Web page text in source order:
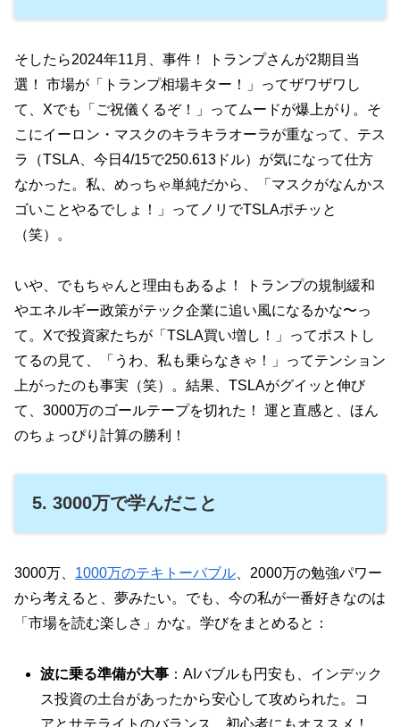
そしたら2024年11月、事件！ トランプさんが2期目当
選！ 市場が「トランプ相場キター！」ってザワザワし
て、Xでも「ご祝儀くるぞ！」ってムードが爆上がり。そ
こにイーロン・マスクのキラキラオーラが重なって、テス
ラ（TSLA、今日4/15で250.613ドル）が気になって仕方
なかった。私、めっちゃ単純だから、「マスクがなんかス
ゴいことやるでしょ！」ってノリでTSLAポチッと
（笑）。
いや、でもちゃんと理由もあるよ！ トランプの規制緩和
やエネルギー政策がテック企業に追い風になるかな〜っ
て。Xで投資家たちが「TSLA買い増し！」ってポストし
てるの見て、「うわ、私も乗らなきゃ！」ってテンション
上がったのも事実（笑）。結果、TSLAがグイッと伸び
て、3000万のゴールテープを切れた！ 運と直感と、ほん
のちょっぴり計算の勝利！
5. 3000万で学んだこと
3000万、 1000万のテキトーバブル 、2000万の勉強パワー
から考えると、夢みたい。でも、今の私が一番好きなのは
「市場を読む楽しさ」かな。学びをまとめると：
波に乗る準備が大事 ：AIバブルも円安も、インデック
ス投資の土台があったから安心して攻められた。コ
アとサテライトのバランス、初心者にもオススメ！